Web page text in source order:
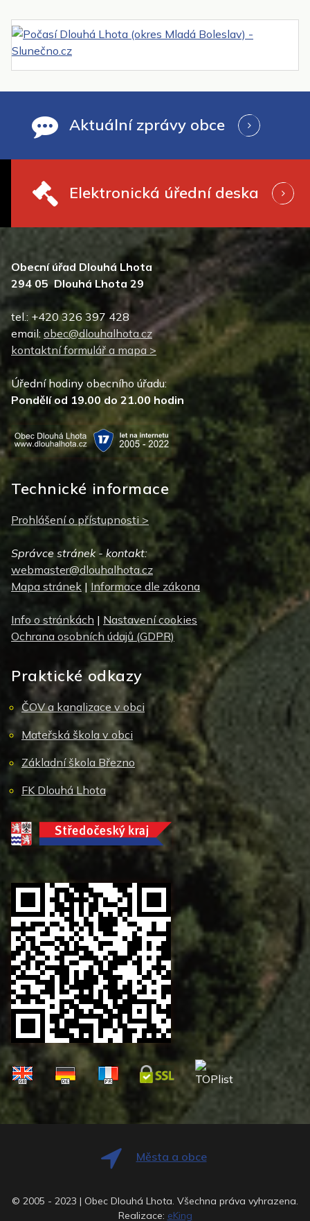
Aktuální zprávy obce
Elektronická úřední deska
Obecní úřad Dlouhá Lhota
294 05 Dlouhá Lhota 29
tel.: +420 326 397 428
email:obec@dlouhalhota.cz
kontaktní formulář a mapa >
Úřední hodiny obecního úřadu:
Pondělí od 19.00 do 21.00 hodin
Technické informace
Prohlášení o přístupnosti >
Správce stránek - kontakt:
webmaster@dlouhalhota.cz
Mapa stránek | Informace dle zákona
Info o stránkách | Nastavení cookies
Ochrana osobních údajů (GDPR)
Praktické odkazy
ČOV a kanalizace v obci
Mateřská škola v obci
Základní škola Březno
FK Dlouhá Lhota
Města a obce
© 2005 - 2023 | Obec Dlouhá Lhota. Všechna práva vyhrazena.
Realizace: eKing